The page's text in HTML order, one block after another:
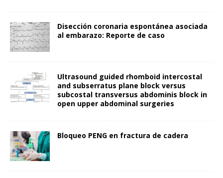
Disección coronaria espontánea asociada
al embarazo: Reporte de caso
Ultrasound guided rhomboid intercostal
and subserratus plane block versus
subcostal transversus abdominis block in
open upper abdominal surgeries
Bloqueo PENG en fractura de cadera